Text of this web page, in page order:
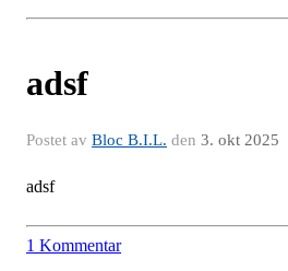
adsf
Postet av Bloc B.I.L. den 3. okt 2025
adsf
1 Kommentar